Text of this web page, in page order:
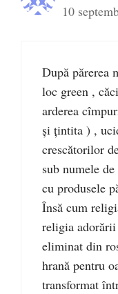
10
După părerea
loc green ,
arderea
și țintita ) ,
crescătorilor
sub numele
cu produsele
Însă cum
religia
eliminat din
hrană pentru
transformat